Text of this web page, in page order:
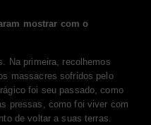
mostrar com o
Na primeira, recolhemos
massacres sofridos pelo
foi seu passado, como
pressas, como foi viver com
de voltar a suas terras.